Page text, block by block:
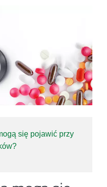
się pojawić przy